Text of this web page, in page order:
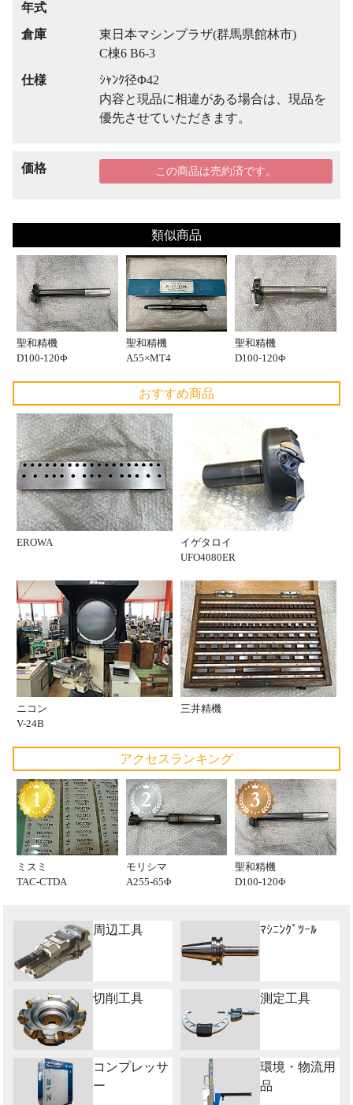
年式
倉庫
東日本マシンプラザ(群馬県館林市)
C棟6 B6-3
仕様
ｼｬﾝｸ径Φ42
内容と現品に相違がある場合は、現品を
優先させていただきます。
価格 この商品は売約済です。
類似商品
聖和精機
D100-120Φ
聖和精機
A55×MT4
聖和精機
D100-120Φ
おすすめ商品
EROWA
イゲタロイ
UFO4080ER
ニコン
V-24B
三井精機
アクセスランキング
ミスミ
TAC-CTDA
モリシマ
A255-65Φ
聖和精機
D100-120Φ
周辺工具 ﾏｼﾆﾝｸﾞﾂｰﾙ
切削工具 測定工具
コンプレッサ
ー
環境・物流用
品